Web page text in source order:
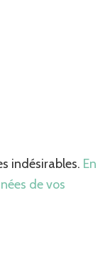
indésirables. En
de vos